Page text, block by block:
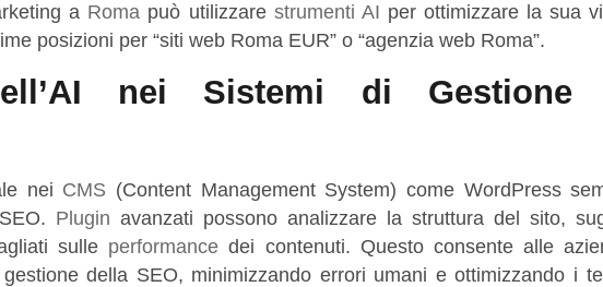
a Roma può utilizzare strumenti AI per ottimizzare la sua
posizioni per “siti web Roma EUR” o “agenzia web Roma”.
nei Sistemi di Gestione
nei CMS (Content Management System) come WordPress
Plugin avanzati possono analizzare la struttura del sito,
sulle performance dei contenuti. Questo consente alle
della SEO, minimizzando errori umani e ottimizzando i